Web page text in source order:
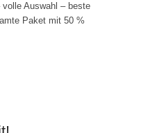
Auswahl – beste
Paket mit 50 %